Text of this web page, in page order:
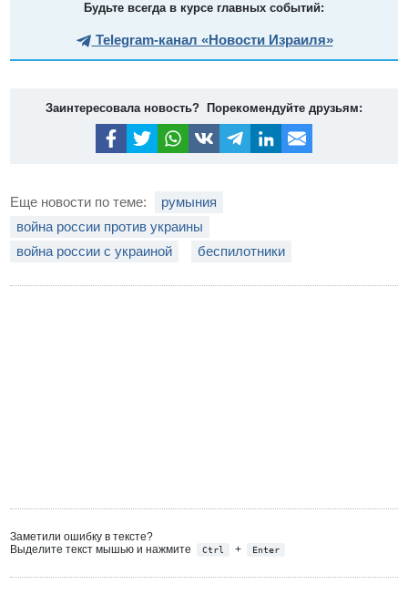
Будьте всегда в курсе главных событий:
Telegram-канал «Новости Израиля»
Заинтересовала новость? Порекомендуйте друзьям:
Еще новости по теме:
румыния
война россии против украины
война россии с украиной
беспилотники
Заметили ошибку в тексте?
Выделите текст мышью и нажмите
Ctrl + Enter